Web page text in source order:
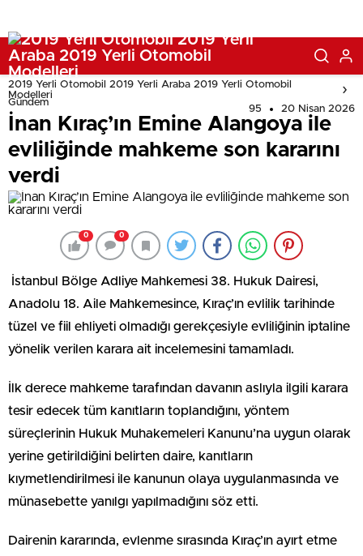
2019 Yerli Otomobil 2019 Yerli Araba 2019 Yerli Otomobil
Modelleri
Gündem
95 20 Nisan 2026
İnan Kıraç’ın Emine Alangoya ile
evliliğinde mahkeme son kararını
verdi
0 0
İstanbul Bölge Adliye Mahkemesi 38. Hukuk Dairesi,
Anadolu 18. Aile Mahkemesince, Kıraç’ın evlilik tarihinde
tüzel ve fiil ehliyeti olmadığı gerekçesiyle evliliğinin iptaline
yönelik verilen karara ait incelemesini tamamladı.
İlk derece mahkeme tarafından davanın aslıyla ilgili karara
tesir edecek tüm kanıtların toplandığını, yöntem
süreçlerinin Hukuk Muhakemeleri Kanunu’na uygun olarak
yerine getirildiğini belirten daire, kanıtların
kıymetlendirilmesi ile kanunun olaya uygulanmasında ve
münasebette yanılgı yapılmadığını söz etti.
Dairenin kararında, evlenme sırasında Kıraç’ın ayırt etme